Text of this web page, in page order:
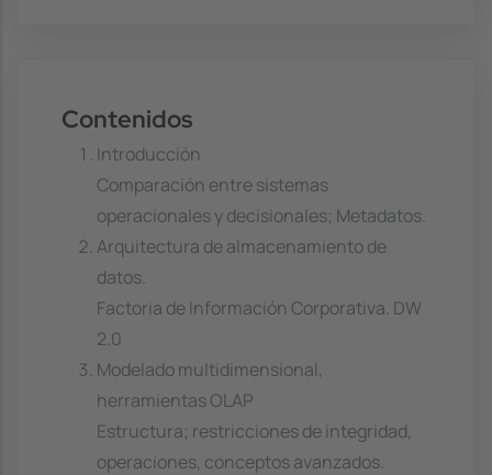
Contenidos
Introducción
Comparación entre sistemas
operacionales y decisionales; Metadatos.
Arquitectura de almacenamiento de
datos.
Factoria de Información Corporativa. DW
2.0
Modelado multidimensional,
herramientas OLAP
Estructura; restricciones de integridad,
operaciones, conceptos avanzados.